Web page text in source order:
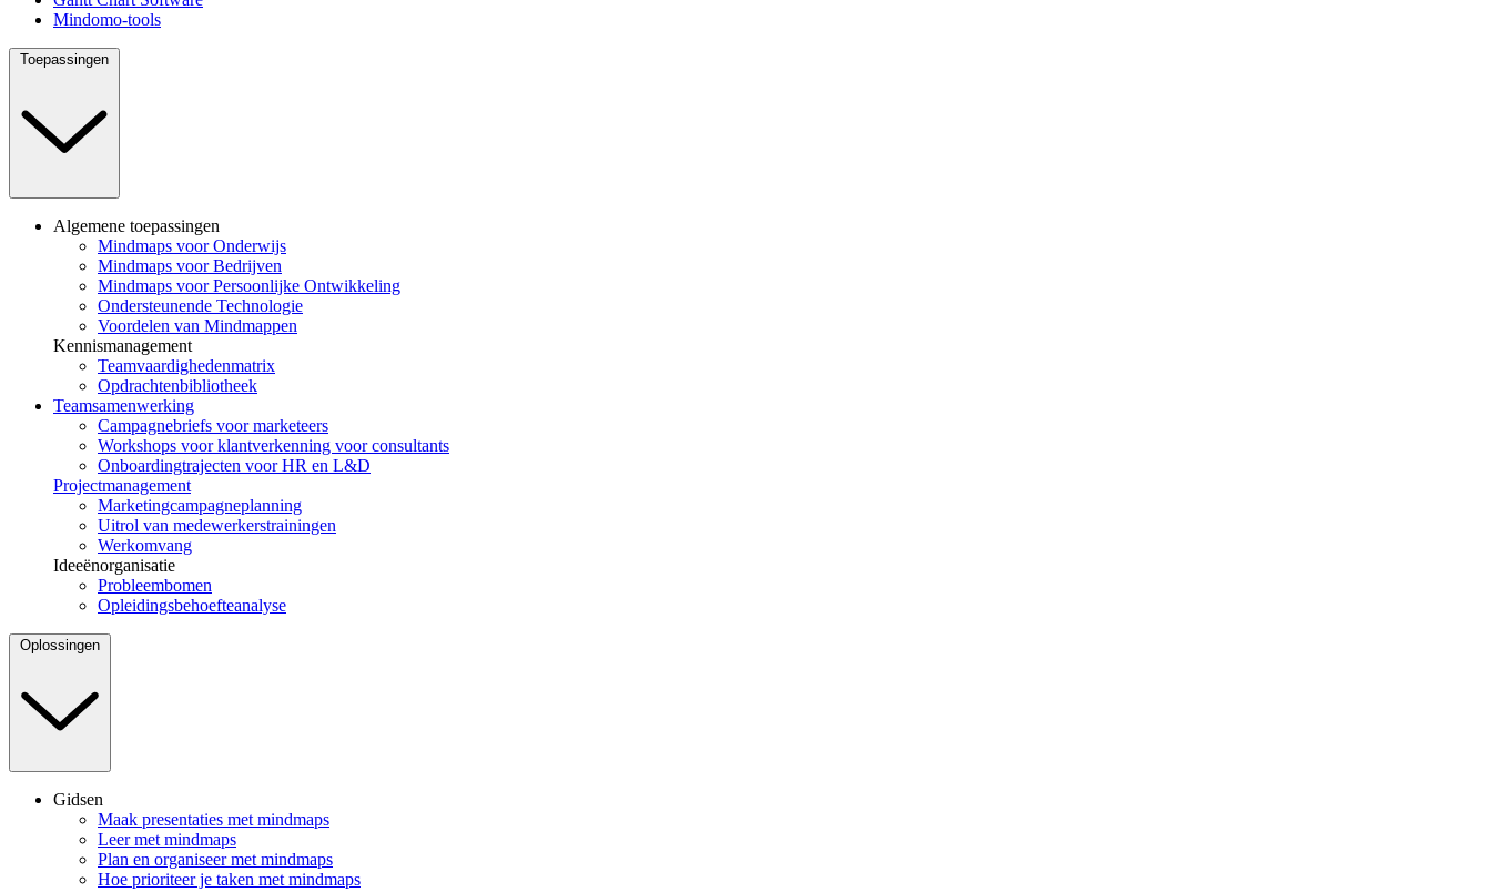
Mindomo-tools
Toepassingen
Algemene toepassingen
Mindmaps voor Onderwijs
Mindmaps voor Bedrijven
Mindmaps voor Persoonlijke Ontwikkeling
Ondersteunende Technologie
Voordelen van Mindmappen
Kennismanagement
Teamvaardighedenmatrix
Opdrachtenbibliotheek
Teamsamenwerking
Campagnebriefs voor marketeers
Workshops voor klantverkenning voor consultants
Onboardingtrajecten voor HR en L&D
Projectmanagement
Marketingcampagneplanning
Uitrol van medewerkerstrainingen
Werkomvang
Ideeënorganisatie
Probleembomen
Opleidingsbehoefteanalyse
Oplossingen
Gidsen
Maak presentaties met mindmaps
Leer met mindmaps
Plan en organiseer met mindmaps
Hoe prioriteer je taken met mindmaps